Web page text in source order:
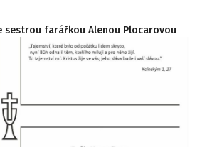
sestrou farářkou Alenou Plocarovou